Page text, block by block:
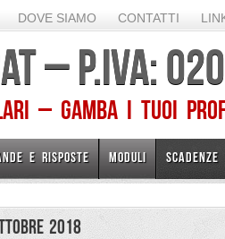
DOVE SIAMO CONTATTI
– P.IVA:
– Gamba I TUOI
E RISPOSTE MODULI SCADENZE
2018